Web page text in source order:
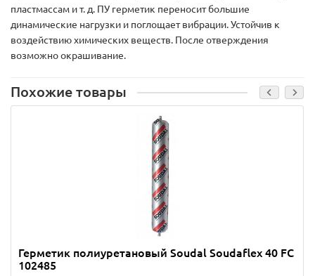
пластмассам и т. д. ПУ герметик переносит большие
динамические нагрузки и поглощает вибрации. Устойчив к
воздействию химических веществ. После отверждения
возможно окрашивание.
Похожие товары
Герметик полиуретановый Soudal Soudaflex 40 FC
102485